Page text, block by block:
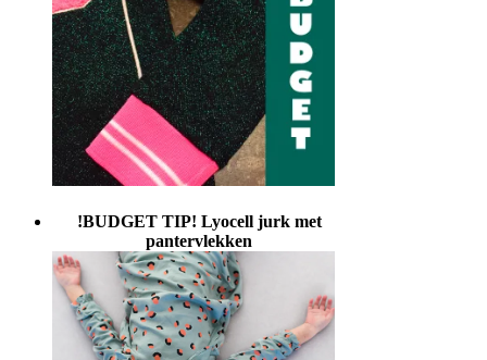
!BUDGET TIP! Lyocell jurk met
pantervlekken